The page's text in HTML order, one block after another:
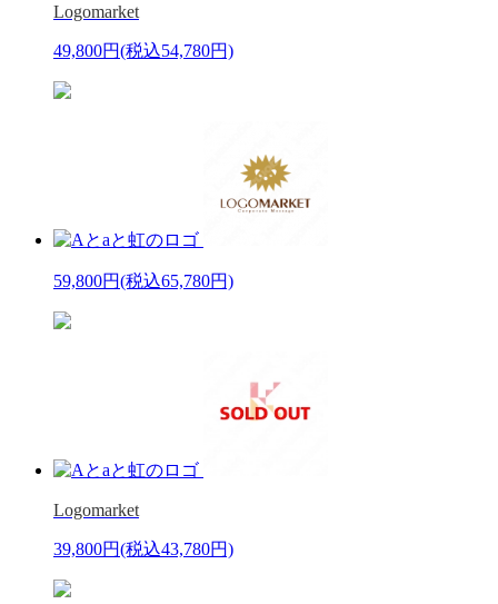
Logomarket
49,800円(税込54,780円)
59,800円(税込65,780円)
Logomarket
39,800円(税込43,780円)